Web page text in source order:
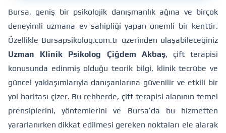
Bursa, geniş bir psikolojik danışmanlık ağına ve birçok
deneyimli uzmana ev sahipliği yapan önemli bir kenttir.
Özellikle Bursapsikolog.com.tr üzerinden ulaşabileceğiniz
Uzman Klinik Psikolog Çiğdem Akbaş, çift terapisi
konusunda edinmiş olduğu teorik bilgi, klinik tecrübe ve
güncel yaklaşımlarıyla danışanlarına güvenilir ve etkili bir
yol haritası çizer. Bu rehberde, çift terapisi alanının temel
prensiplerini, yöntemlerini ve Bursa’da bu hizmetten
yararlanırken dikkat edilmesi gereken noktaları ele alarak